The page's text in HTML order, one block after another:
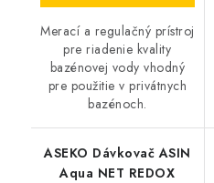
Merací a regulačný prístroj
pre riadenie kvality
bazénovej vody vhodný
pre použitie v privátnych
bazénoch.
ASEKO Dávkovač ASIN
Aqua NET REDOX